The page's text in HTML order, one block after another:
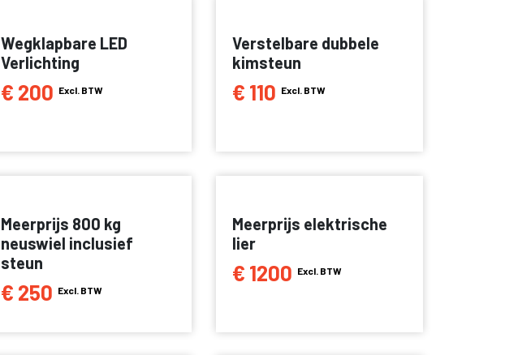
Wegklapbare LED
Verlichting
€ 200 Excl. BTW
Verstelbare dubbele
kimsteun
€ 110 Excl. BTW
Meerprijs 800 kg
neuswiel inclusief
steun
€ 250 Excl. BTW
Meerprijs elektrische
lier
€ 1200 Excl. BTW